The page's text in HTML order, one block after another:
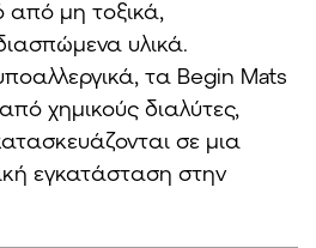
από μη τοξικά,
υλικά.
τα Begin Mats
χημικούς διαλύτες,
σε μια
εγκατάσταση στην